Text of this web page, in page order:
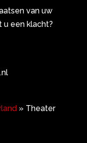
van uw
een klacht?
» Theater